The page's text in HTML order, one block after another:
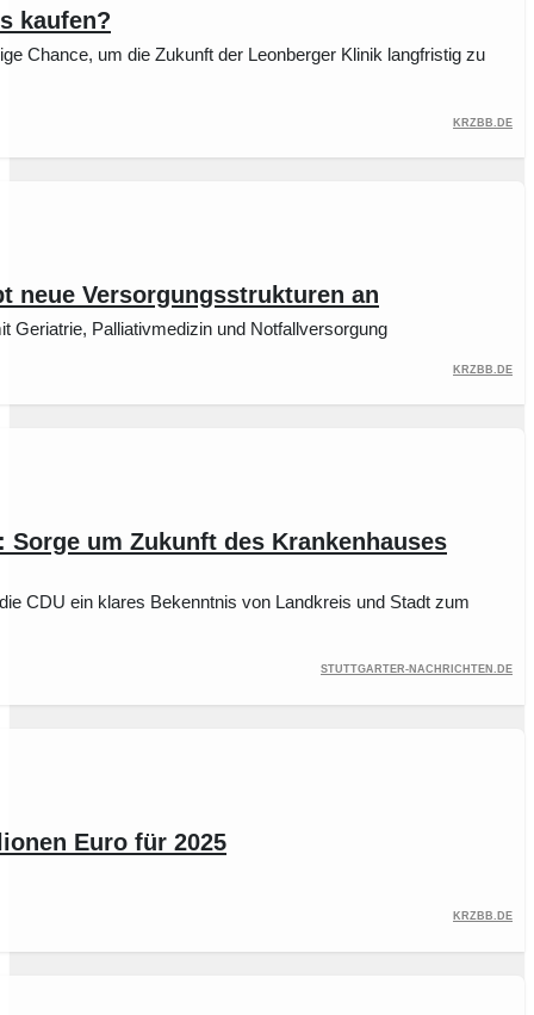
kaufen?
Chance, um die Zukunft der Leonberger Klinik langfristig zu
krzbb.de
neue Versorgungsstrukturen an
Geriatrie, Palliativmedizin und Notfallversorgung
krzbb.de
um Zukunft des Krankenhauses
CDU ein klares Bekenntnis von Landkreis und Stadt zum
stuttgarter-nachrichten.de
Euro für 2025
krzbb.de